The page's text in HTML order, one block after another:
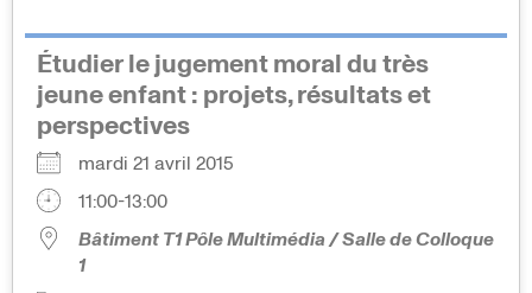
Étudier le jugement moral du très
jeune enfant : projets, résultats et
perspectives
mardi 21 avril 2015
11:00-13:00
Bâtiment T1 Pôle Multimédia / Salle de Colloque
1